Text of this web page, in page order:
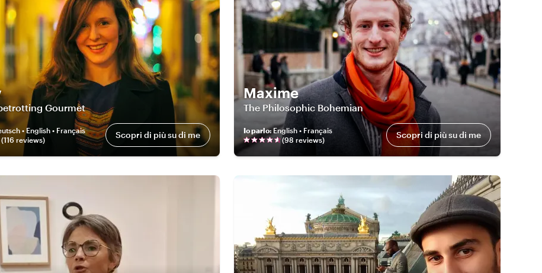
Gourmet
• English • Français
(116 reviews) Scopri di più su di me
Maxime
The Philosophic Bohemian
Io parlo: English • Français
(98 reviews) Scopri di più su di me